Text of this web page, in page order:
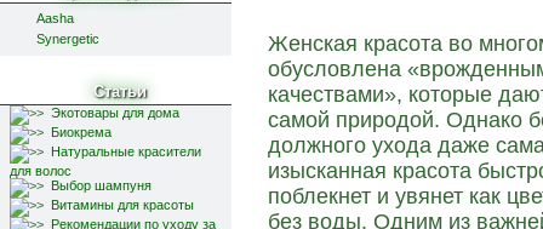
Aasha
Synergetic
Статьи
Экотовары для дома
Биокрема
Натуральные красители
для волос
Выбор шампуня
Витамины для красоты
Рекомендации по уходу за
Женская красота во
обусловлена
качествами», которые
самой природой. Однако
должного ухода даже
изысканная красота
поблекнет и увянет как
без воды. Одним из